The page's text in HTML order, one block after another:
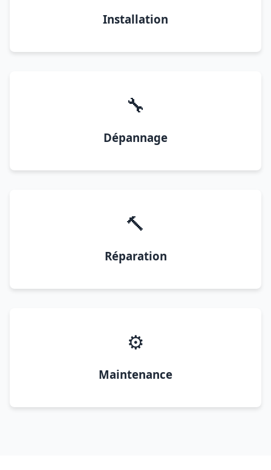
Installation
🔧
Dépannage
🔨
Réparation
⚙️
Maintenance